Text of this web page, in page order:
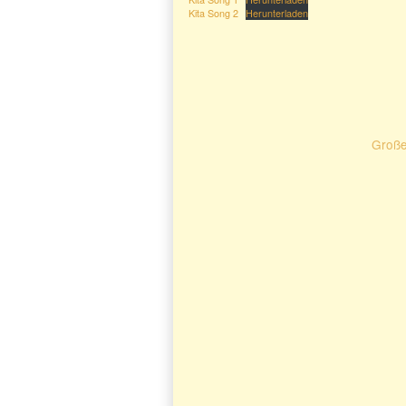
Kita Song 2 Herunterladen